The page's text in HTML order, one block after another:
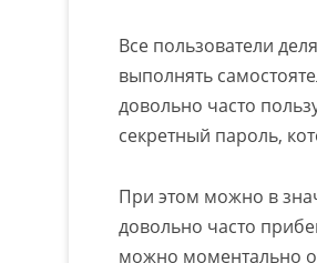
Все пользователи
выполнять
довольно часто
секретный пароль,
При этом можно в
довольно часто
можно моментально